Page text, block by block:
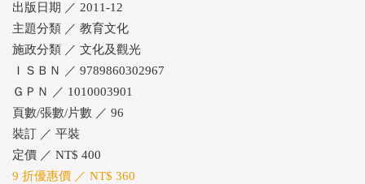
出版日期 ／ 2011-12
主題分類 ／ 教育文化
施政分類 ／ 文化及觀光
ＩＳＢＮ ／ 9789860302967
ＧＰＮ ／ 1010003901
頁數/張數/片數 ／ 96
裝訂 ／ 平裝
定價 ／ NT$ 400
9 折優惠價 ／ NT$ 360